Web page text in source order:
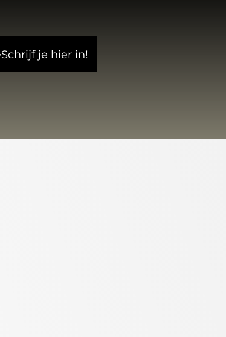
Schrijf je hier in!